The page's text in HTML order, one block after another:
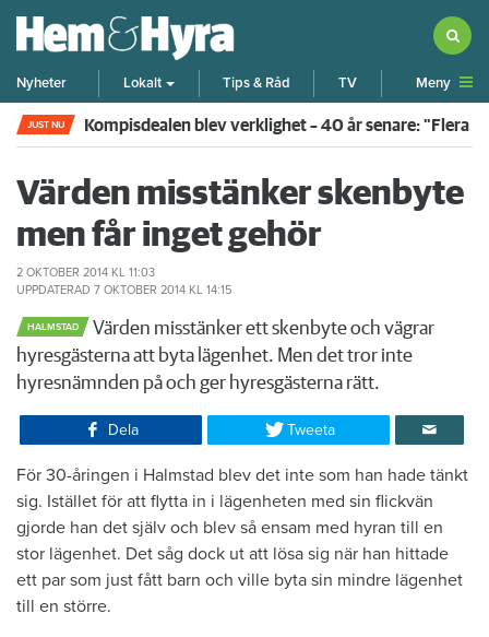
Nyheter Lokalt Tips & Råd TV Meny
JUST NU Kompisdealen blev verklighet – 40 år senare: "Flera
Värden misstänker skenbyte
men får inget gehör
2 OKTOBER 2014 KL 11:03
UPPDATERAD 7 OKTOBER 2014 KL 14:15
HALMSTAD
Värden misstänker ett skenbyte och vägrar
hyresgästerna att byta lägenhet. Men det tror inte
hyresnämnden på och ger hyresgästerna rätt.
Dela Tweeta
För 30-åringen i Halmstad blev det inte som han hade tänkt
sig. Istället för att flytta in i lägenheten med sin flickvän
gjorde han det själv och blev så ensam med hyran till en
stor lägenhet. Det såg dock ut att lösa sig när han hittade
ett par som just fått barn och ville byta sin mindre lägenhet
till en större.